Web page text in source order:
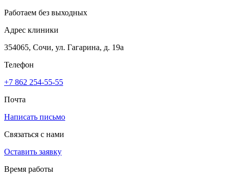
Работаем без выходных
Адрес клиники
354065, Сочи, ул. Гагарина, д. 19а
Телефон
+7 862 254-55-55
Почта
Написать письмо
Связаться с нами
Оставить заявку
Время работы